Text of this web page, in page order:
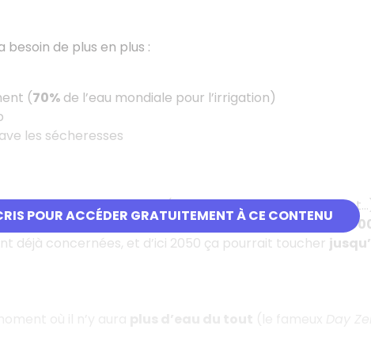
POUR ACCÉDER GRATUITEMENT À CE CONTENU
besoin de plus en plus :
(70%de l’eau mondiale pour l’irrigation)
les sécheresses
d’autres presque rien (Afrique du Nord, Moyen-
personne a moins de1700 m³/an, et depénuriesous
déjà concernées, et d’ici 2050 ça pourrait toucher